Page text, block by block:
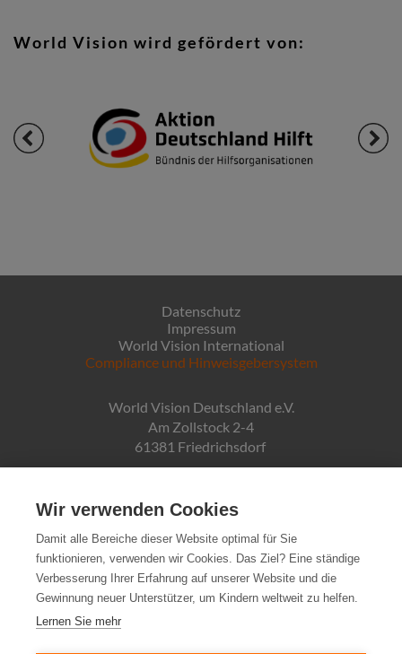
World Vision wird gefördert von:
Datenschutz
Impressum
World Vision International
Compliance und Hinweisgebersystem
World Vision Deutschland e.V.
Am Zollstock 2-4
61381 Friedrichsdorf
DE19ZZZ00000150171
Spendenkonto:
Pax-Bank für Kirche und Caritas eG
IBAN DE72370601934010500007
Wir verwenden Cookies
Damit alle Bereiche dieser Website optimal für Sie
funktionieren, verwenden wir Cookies. Das Ziel? Eine ständige
Verbesserung Ihrer Erfahrung auf unserer Website und die
Gewinnung neuer Unterstützer, um Kindern weltweit zu helfen.
Lernen Sie mehr